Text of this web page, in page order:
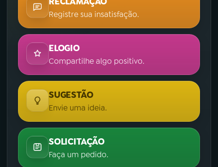
Registre sua insatisfação.
ELOGIO
Compartilhe algo positivo.
SUGESTÃO
Envie uma ideia.
SOLICITAÇÃO
Faça um pedido.